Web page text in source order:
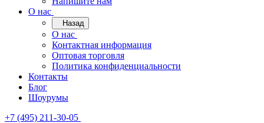
О нас
Назад
О нас
Контактная информация
Оптовая торговля
Политика конфиденциальности
Контакты
Блог
Шоурумы
+7 (495) 211-30-05